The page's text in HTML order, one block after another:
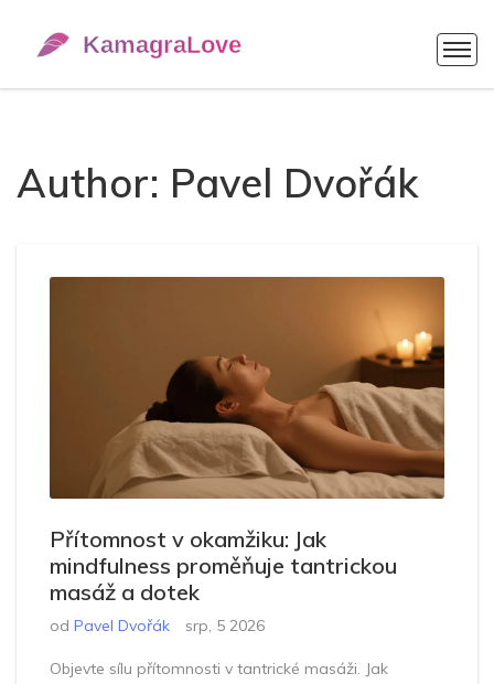
Author: Pavel Dvořák
Přítomnost v okamžiku: Jak
mindfulness proměňuje tantrickou
masáž a dotek
od Pavel Dvořák srp, 5 2026
Objevte sílu přítomnosti v tantrické masáži. Jak